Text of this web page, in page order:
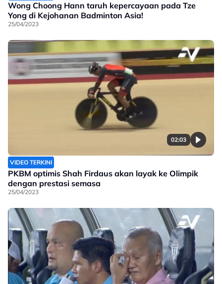
Wong Choong Hann taruh kepercayaan pada Tze
Yong di Kejohanan Badminton Asia!
25/04/2023
02:03
VIDEO TERKINI
PKBM optimis Shah Firdaus akan layak ke Olimpik
dengan prestasi semasa
25/04/2023